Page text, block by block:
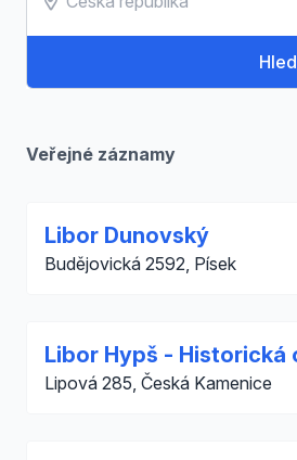
Veřejné záznamy
Libor Dunovský
Budějovická 2592, Písek
Libor Hypš - Historická
Lipová 285, Česká Kamenice